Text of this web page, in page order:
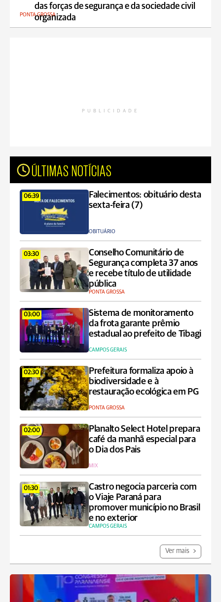
das forças de segurança e da sociedade civil
organizada
PONTA GROSSA
PUBLICIDADE
ÚLTIMAS NOTÍCIAS
06:39
Falecimentos: obituário desta
sexta-feira (7)
OBITUÁRIO
03:30
Conselho Comunitário de
Segurança completa 37 anos
e recebe título de utilidade
pública
PONTA GROSSA
03:00
Sistema de monitoramento
da frota garante prêmio
estadual ao prefeito de Tibagi
CAMPOS GERAIS
02:30
Prefeitura formaliza apoio à
biodiversidade e à
restauração ecológica em PG
PONTA GROSSA
02:00
Planalto Select Hotel prepara
café da manhã especial para
o Dia dos Pais
MIX
01:30
Castro negocia parceria com
o Viaje Paraná para
promover município no Brasil
e no exterior
CAMPOS GERAIS
Ver mais